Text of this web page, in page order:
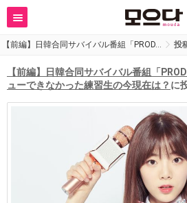
【前編】日韓合同サバイバル番組「PROD… 投
【前編】日韓合同サバイバル番組「
ューできなかった練習生の今現在は？ に